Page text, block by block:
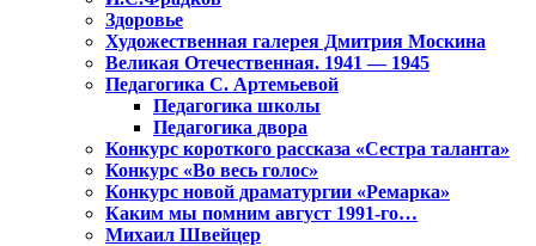
Здоровье
Художественная галерея Дмитрия Москина
Великая Отечественная. 1941 — 1945
Педагогика С. Артемьевой
Педагогика школы
Педагогика двора
Конкурс короткого рассказа «Сестра таланта»
Конкурс «Во весь голос»
Конкурс новой драматургии «Ремарка»
Каким мы помним август 1991-го…
Михаил Швейцер